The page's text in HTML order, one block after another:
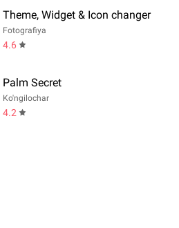
Theme, Widget & Icon changer
Fotografiya
4.6
Palm Secret
Ko'ngilochar
4.2